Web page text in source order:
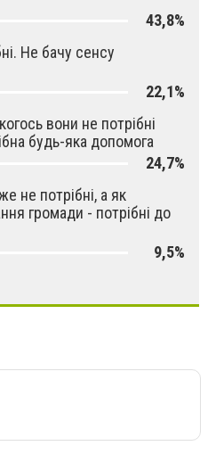
43,8%
Не бачу сенсу
22,1%
вони не потрібні
будь-яка допомога
24,7%
не потрібні, а як
громади - потрібні до
9,5%